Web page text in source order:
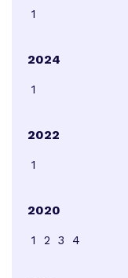
1
2024
1
2022
1
2020
1 2 3 4